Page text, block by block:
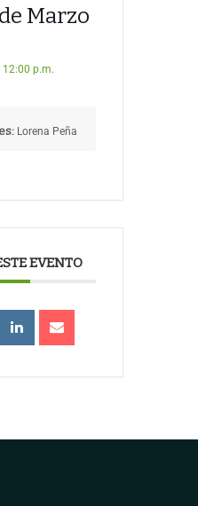
Marzo
12:00 p.m.
Lorena Peña
EVENTO